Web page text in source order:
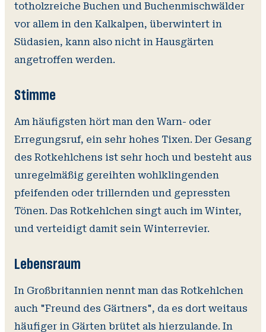
totholzreiche Buchen und Buchenmischwälder
vor allem in den Kalkalpen, überwintert in
Südasien, kann also nicht in Hausgärten
angetroffen werden.
Stimme
Am häufigsten hört man den Warn- oder
Erregungsruf, ein sehr hohes Tixen. Der Gesang
des Rotkehlchens ist sehr hoch und besteht aus
unregelmäßig gereihten wohlklingenden
pfeifenden oder trillernden und gepressten
Tönen. Das Rotkehlchen singt auch im Winter,
und verteidigt damit sein Winterrevier.
Lebensraum
In Großbritannien nennt man das Rotkehlchen
auch "Freund des Gärtners", da es dort weitaus
häufiger in Gärten brütet als hierzulande. In